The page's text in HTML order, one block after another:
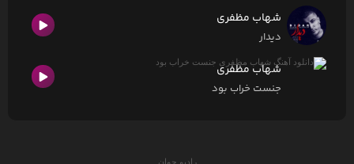
شهاب مظفری
دیدار
شهاب مظفری
جنست خراب بود
رادیو جوان